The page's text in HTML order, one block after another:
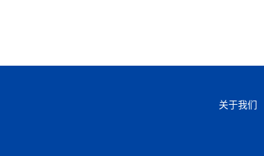
关于我们